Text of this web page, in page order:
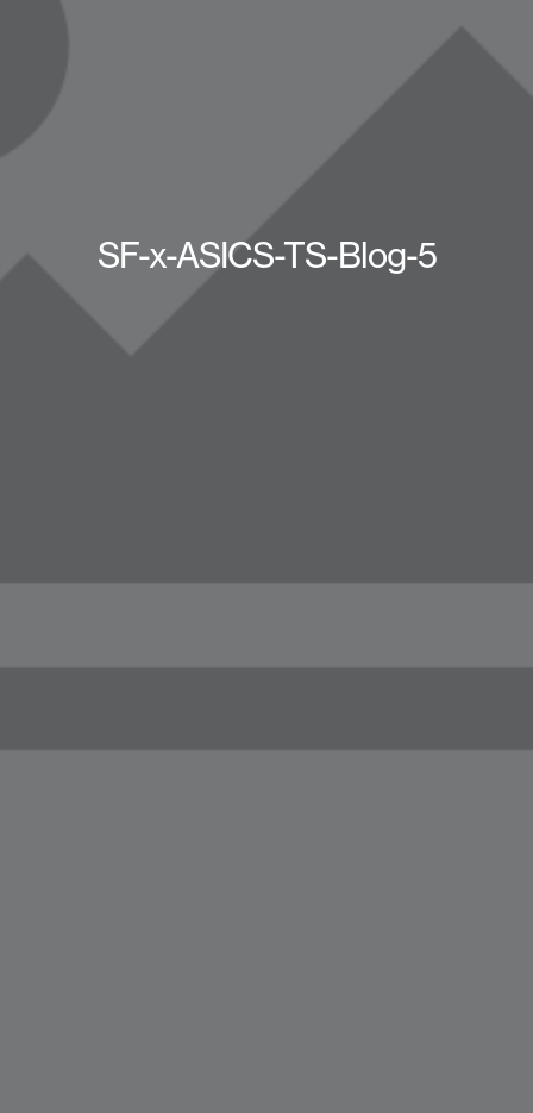
SF-x-ASICS-TS-Blog-5